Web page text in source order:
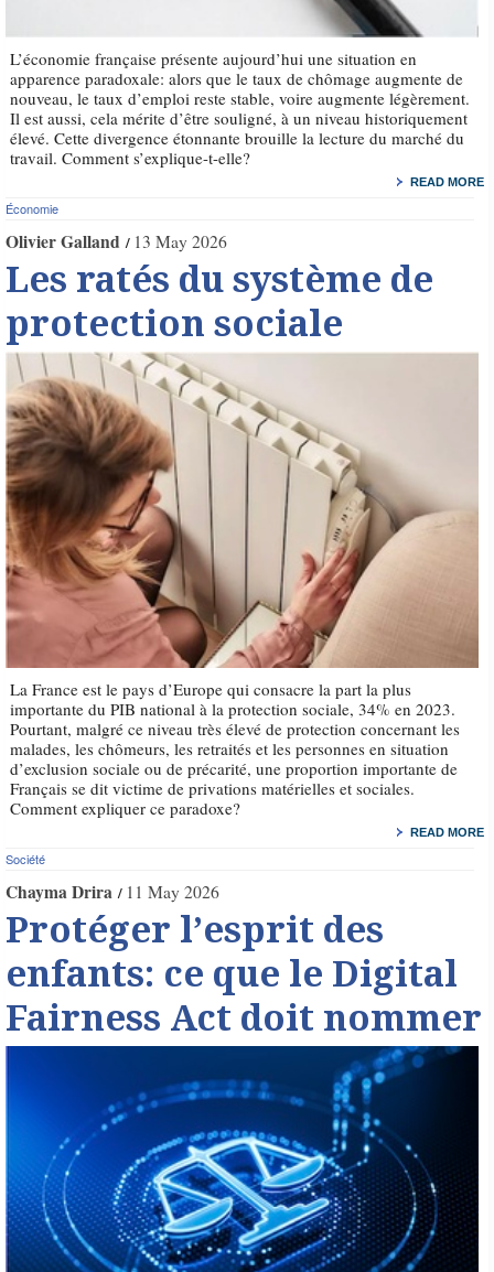
L’économie française présente aujourd’hui une situation en
apparence paradoxale: alors que le taux de chômage augmente de
nouveau, le taux d’emploi reste stable, voire augmente légèrement.
Il est aussi, cela mérite d’être souligné, à un niveau historiquement
élevé. Cette divergence étonnante brouille la lecture du marché du
travail. Comment s’explique-t-elle?
READ MORE
Économie
Olivier Galland 13 May 2026
Les ratés du système de
protection sociale
La France est le pays d’Europe qui consacre la part la plus
importante du PIB national à la protection sociale, 34% en 2023.
Pourtant, malgré ce niveau très élevé de protection concernant les
malades, les chômeurs, les retraités et les personnes en situation
d’exclusion sociale ou de précarité, une proportion importante de
Français se dit victime de privations matérielles et sociales.
Comment expliquer ce paradoxe?
READ MORE
Société
Chayma Drira 11 May 2026
Protéger l’esprit des
enfants: ce que le Digital
Fairness Act doit nommer